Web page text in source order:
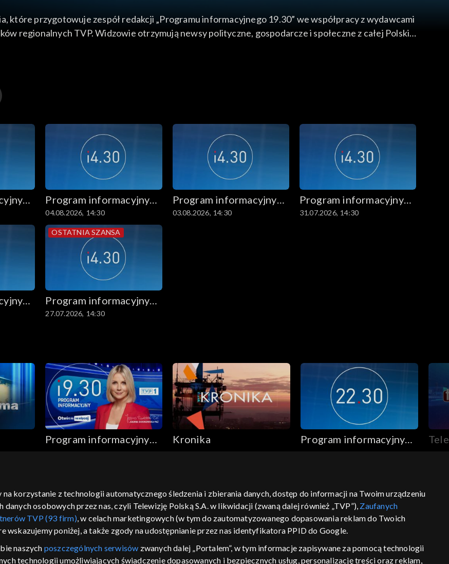
które przygotowuje zespół redakcji „Programu informacyjnego 19.30” we współpracy z wydawcami
regionalnych TVP. Widzowie otrzymują newsy polityczne, gospodarcze i społeczne z całej Polski.
Program informacyjny
14.30
04.08.2026, 14:30
Program informacyjny
14.30
03.08.2026, 14:30
Program informacyjny
14.30
31.07.2026, 14:30
OSTATNIA SZANSA
Program informacyjny
14.30
27.07.2026, 14:30
Program informacyjny
Kronika
Program informacyjny
,
zgody pomoc kontakt voucher dostępność informacje o dostawcy usług
korzystanie z technologii automatycznego śledzenia i zbierania danych, dostęp do informacji na Twoim urządzeniu
osobowych przez nas, czyli Telewizję Polską S.A. w likwidacji (zwaną dalej również „TVP”), Zaufanych
TVP (93 firm), w celach marketingowych (w tym do zautomatyzowanego dopasowania reklam do Twoich
wskazujemy poniżej, a także zgody na udostępnianie przez nas identyfikatora PPID do Google.
naszych poszczególnych serwisów zwanych dalej „Portalem”, w tym informacje zapisywane za pomocą technologii
technologii umożliwiających świadczenie dopasowanych i bezpiecznych usług, personalizację treści oraz reklam,